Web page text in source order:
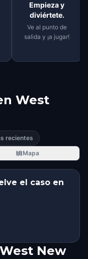
Empieza y
diviértete.
Ve al punto de
salida y ¡a jugar!
West
recientes
Mapa
el caso en
New